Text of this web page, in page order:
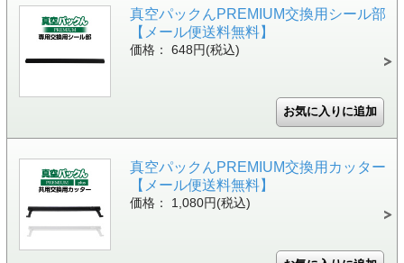
真空パックんPREMIUM交換用シール部
【メール便送料無料】
価格： 648円(税込)
真空パックんPREMIUM交換用カッター
【メール便送料無料】
価格： 1,080円(税込)